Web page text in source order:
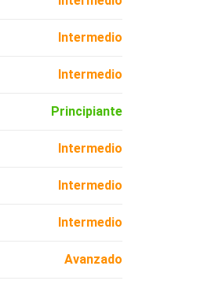
Intermedio
Intermedio
Principiante
Intermedio
Intermedio
Intermedio
Avanzado